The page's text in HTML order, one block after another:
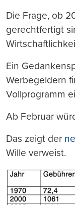
Die Frage, ob
gerechtfertigt
Ein
Werbegeldern
Vollprogramm
Ab Februar
Das zeigt der
Wille verweist.